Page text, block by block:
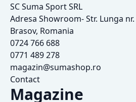
SC Suma Sport SRL
Adresa Showroom- Str. Lunga
Brasov, Romania
0724 766 688
0771 489 278
magazin@sumashop.ro
Contact
Magazine